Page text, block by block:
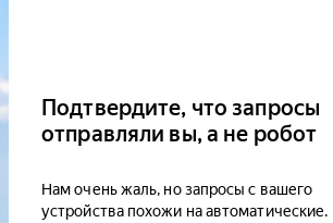
Подтвердите, что запросы
отправляли вы, а не робот
Нам очень жаль, но запросы с вашего
устройства похожи на автоматические.